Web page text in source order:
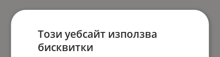
Този уебсайт използва
бисквитки